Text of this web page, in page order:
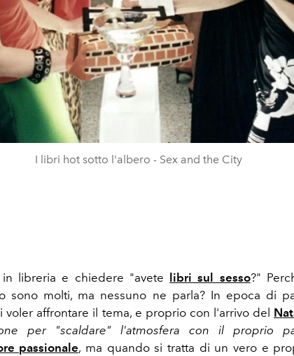
I libri hot sotto l'albero - Sex and the City
libreria e chiedere "avete libri sul sesso?"
sono molti, ma nessuno ne parla? In epoca di
voler affrontare il tema, e proprio con l'arrivo del
per "scaldare" l'atmosfera con il proprio
passionale, ma quando si tratta di un vero e